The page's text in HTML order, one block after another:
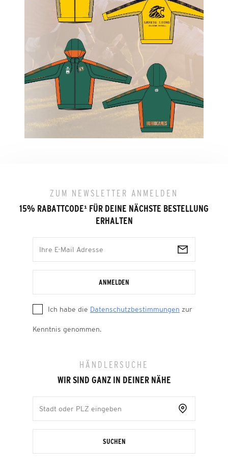
ZUM NEWSLETTER ANMELDEN
15% RABATTCODE¹ FÜR DEINE NÄCHSTE BESTELLUNG
ERHALTEN
ANMELDEN
Ich habe die Datenschutzbestimmungen zur
Kenntnis genommen.
HÄNDLERSUCHE
WIR SIND GANZ IN DEINER NÄHE
SUCHEN